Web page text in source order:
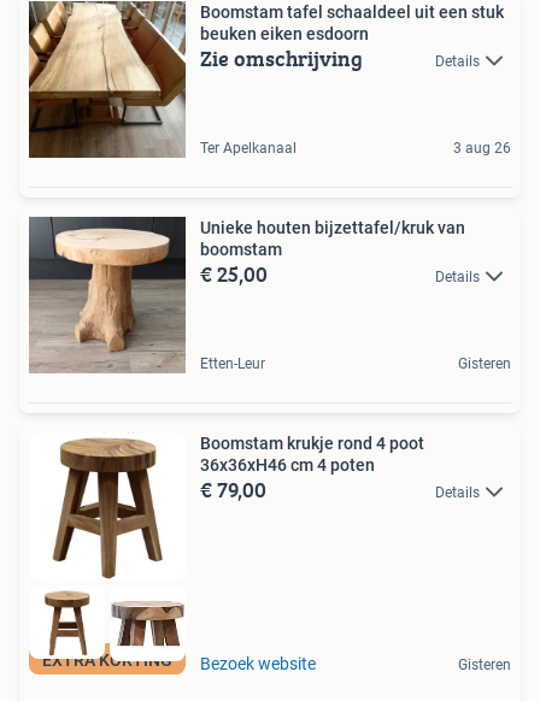
Boomstam tafel schaaldeel uit een stuk
beuken eiken esdoorn
Zie omschrijving Details
Ter Apelkanaal 3 aug 26
Unieke houten bijzettafel/kruk van
boomstam
€ 25,00 Details
Etten-Leur Gisteren
EXTRA KORTING
Boomstam krukje rond 4 poot
36x36xH46 cm 4 poten
€ 79,00 Details
Bezoek website Gisteren